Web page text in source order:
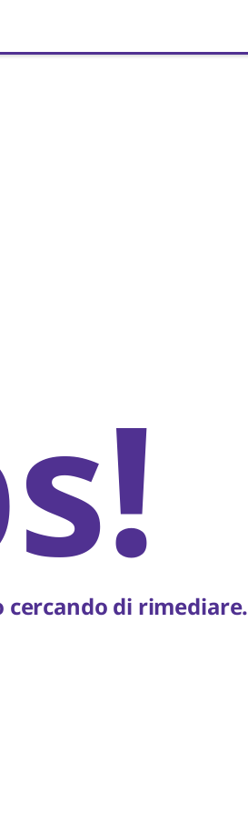
di rimediare.